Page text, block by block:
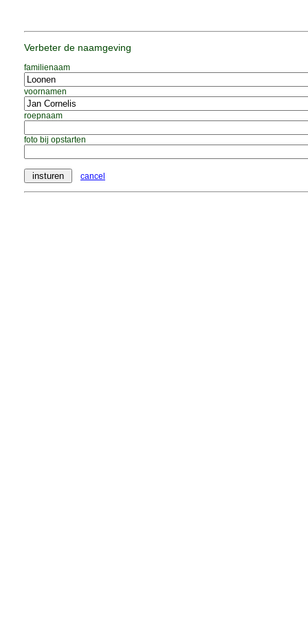
Verbeter de naamgeving
familienaam
voornamen
roepnaam
foto bij opstarten
cancel